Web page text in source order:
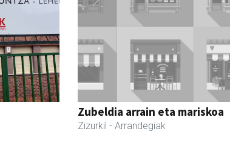
Zubeldia arrain eta mariskoa
Zizurkil - Arrandegiak